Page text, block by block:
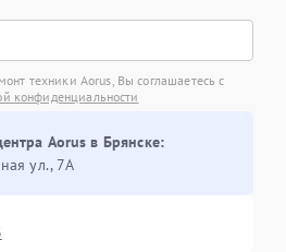
техники Aorus, Вы соглашаетесь с
конфиденциальности
Aorus в Брянске:
ул., 7А